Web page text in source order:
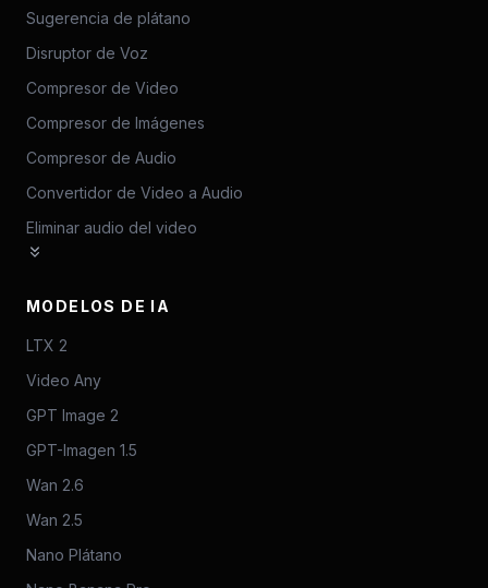
Sugerencia de plátano
Disruptor de Voz
Compresor de Video
Compresor de Imágenes
Compresor de Audio
Convertidor de Video a Audio
Eliminar audio del video
MODELOS DE IA
LTX 2
Video Any
GPT Image 2
GPT-Imagen 1.5
Wan 2.6
Wan 2.5
Nano Plátano